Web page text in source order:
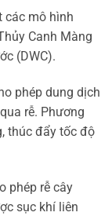
các mô hình
Canh Màng
(DWC).
phép dung dịch
rễ. Phương
thúc đẩy tốc độ
phép rễ cây
sục khí liên